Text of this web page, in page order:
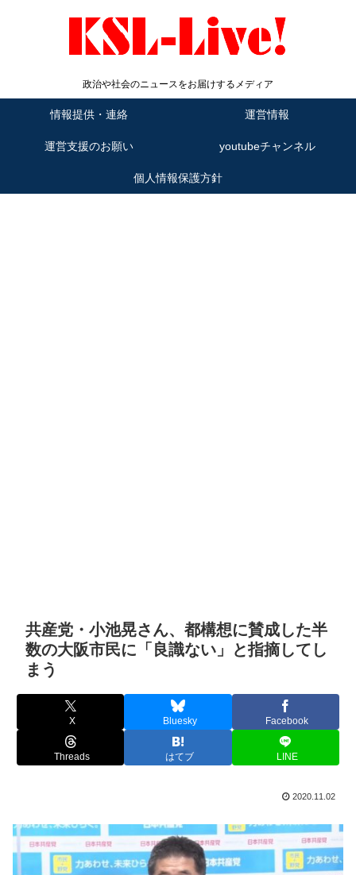
政治や社会のニュースをお届けするメディア
情報提供・連絡 運営情報
運営支援のお願い youtubeチャンネル
個人情報保護方針
共産党・小池晃さん、都構想に賛成した半
数の大阪市民に「良識ない」と指摘してし
まう
X Bluesky Facebook
Threads はてブ LINE
2020.11.02